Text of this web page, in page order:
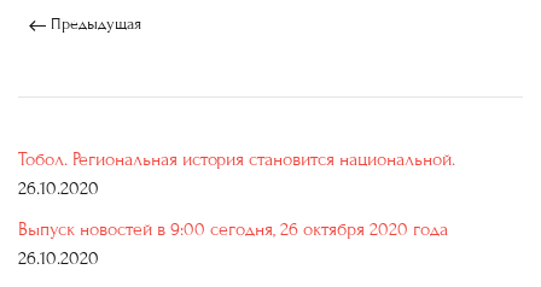
Предыдущая
Тобол. Региональная история становится национальной.
26.10.2020
Выпуск новостей в 9:00 сегодня, 26 октября 2020 года
26.10.2020